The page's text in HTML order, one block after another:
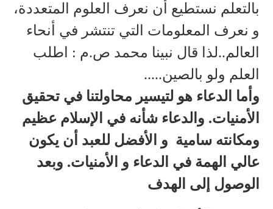
بالتعلم نستطيع أن نعرف العلوم المتعددة،
و نعرف المعلومات التي تنتشر في أنحاء
العالم..لذا قال نبينا محمد ص.م : اطلب
العلم ولو بالصين.....
وأما الدعاء هو لتيسير محاولتنا في تحقيق
الأمنيات. والدعاء شأنه في الإسلام عظيم
ومكانته سامية و الأفضل للعبد أن يكون
عالي الهمة في الدعاء و الأمنيات. وبعد
الوصول إلى الهدف